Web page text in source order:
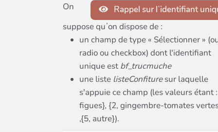
Rappel sur lʼidentifiant
On
suppose quʼon dispose de :
un champ de type « Sélectionner »
radio ou checkbox) dont l'identifiant
unique est bf_trucmuche
une liste listeConfituresur laquelle
s'appuie ce champ (les valeurs étant
figues}, {2, gingembre-tomates
,{5, autre}).